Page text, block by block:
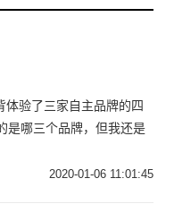
验了三家自主品牌的四
是哪三个品牌，但我还是
2020-01-06 11:01:45